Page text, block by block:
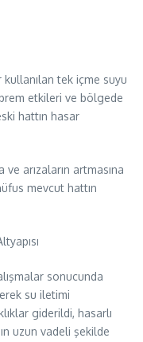
kullanılan tek içme suyu
etkileri ve bölgede
hattın hasar
ve arızaların artmasına
mevcut hattın
sonucunda
su iletimi
giderildi, hasarlı
uzun vadeli şekilde